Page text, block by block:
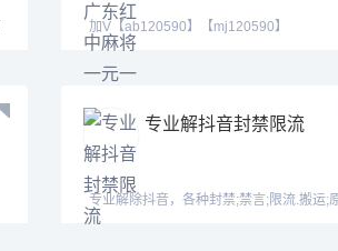
加V【ab120590】【mj120590】
【tj525555】我在等一个
专业解抖音封禁限流
专业解除抖音，各种封禁;禁言;限流.搬运;
度低;;低